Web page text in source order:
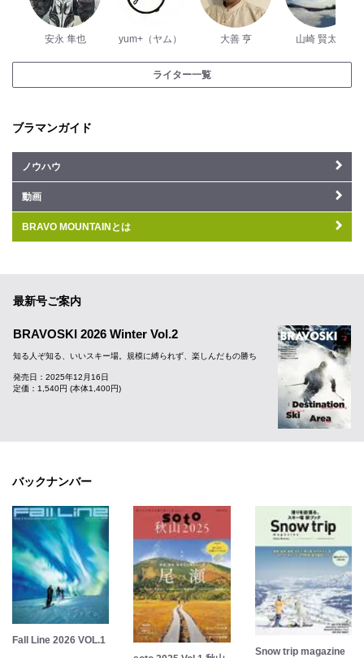
安永 隼也 yum+（ヤム） 大善 亨 山崎 賢太郎
ライター一覧
ブラマンガイド
ノウハウ
動画
BRAVO MOUNTAINとは
最新号ご案内
BRAVOSKI 2026 Winter Vol.2
知る人ぞ知る、いいスキー場。規模に縛られず、楽しんだもの勝ち
発売日：2025年12月16日
定価：1,540円 (本体1,400円)
バックナンバー
Fall Line 2026 VOL.1
Snow trip magazine